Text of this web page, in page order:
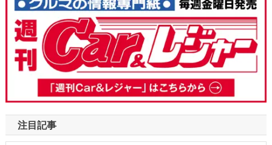
注目記事